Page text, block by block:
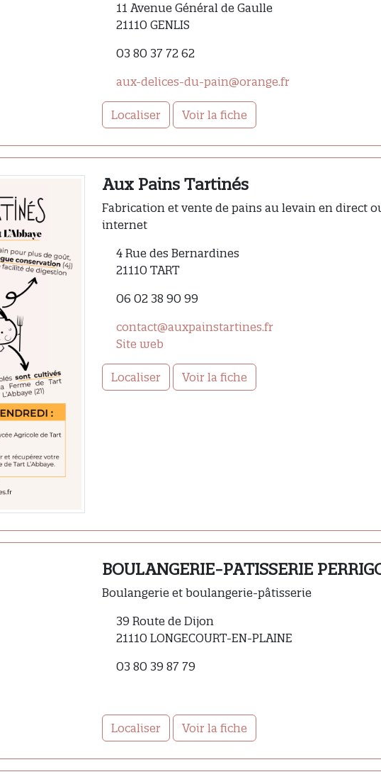
11 Avenue Général de Gaulle
21110 GENLIS
03 80 37 72 62
aux-delices-du-pain@orange.fr
Localiser Voir la fiche
Aux Pains Tartinés
Fabrication et vente de pains au levain en direct
internet
4 Rue des Bernardines
21110 TART
06 02 38 90 99
contact@auxpainstartines.fr
Site web
Localiser Voir la fiche
BOULANGERIE-PATISSERIE
Boulangerie et boulangerie-pâtisserie
39 Route de Dijon
21110 LONGECOURT-EN-PLAINE
03 80 39 87 79
Localiser Voir la fiche